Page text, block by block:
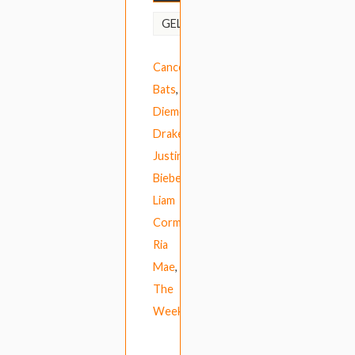
GELABELD
Cancer
Bats,
Diemonds
Drake
Justin
Bieber
Liam
Cormier
Ria
Mae,
The
Weeknd